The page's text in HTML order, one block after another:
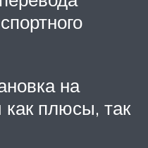
на
как плюсы, так